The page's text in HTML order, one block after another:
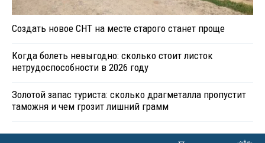
Создать новое СНТ на месте старого станет проще
Когда болеть невыгодно: сколько стоит листок
нетрудоспособности в 2026 году
Золотой запас туриста: сколько драгметалла пропустит
таможня и чем грозит лишний грамм